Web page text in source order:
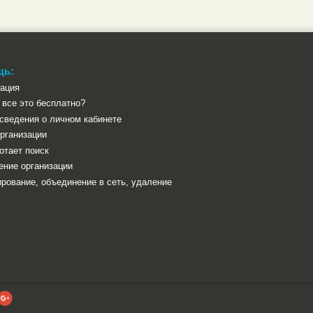
это бесплатно?
о личном кабинете
поиск
организации
объединение в сеть, удаление